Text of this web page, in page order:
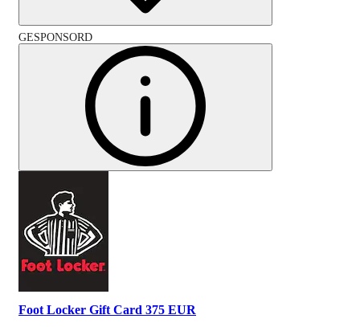
GESPONSORD
Foot Locker Gift Card 375 EUR